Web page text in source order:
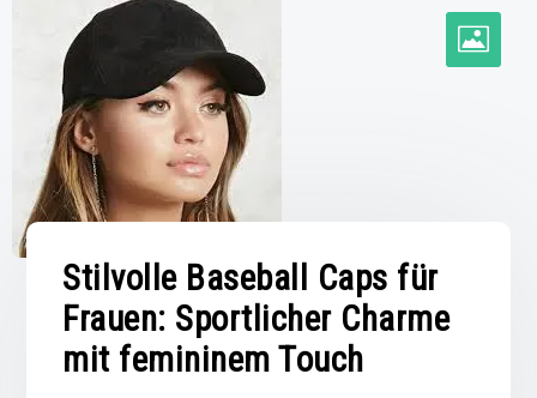
Stilvolle Baseball Caps für
Frauen: Sportlicher Charme
mit femininem Touch